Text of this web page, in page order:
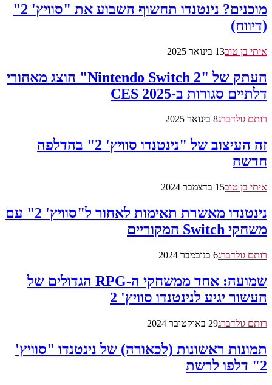
מוכנים? נינטנדו תחשוף השבוע את "סוויץ' 2"
(דיווח)
איתי בן טוב13 בינואר 2025
העתק של "Nintendo Switch 2" הוצג מאחורי
דלתיים סגורות ב-CES 2025
רותם גולדברג8 בינואר 2025
זה העיצוב של "נינטנדו סוויץ' 2" בהדלפה
חדשה
איתי בן טוב15 בדצמבר 2024
נינטנדו מאשרת תאימות לאחור ל"סוויץ' 2" עם
משחקי Switch המקוריים
רותם גולדברג6 בנובמבר 2024
שמועה: אחד ממשחקי ה-RPG הגדולים של
העשור יגיע לנינטנדו סוויץ' 2
רותם גולדברג29 באוקטובר 2024
תמונות ראשונות (לכאורה) של נינטנדו "סוויץ'
2" דלפו לרשת